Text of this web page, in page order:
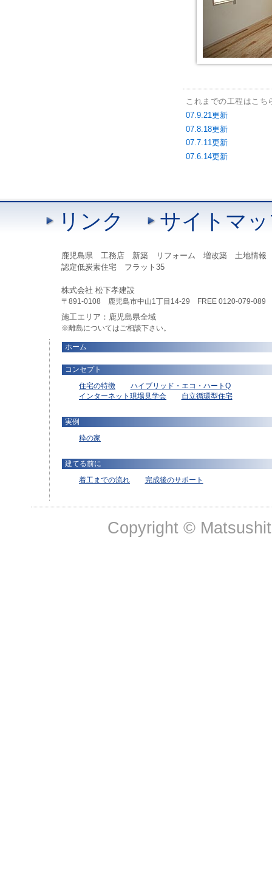
これまでの工程はこち
07.9.21更新
07.8.18更新
07.7.11更新
07.6.14更新
リンク サイトマ
鹿児島県 工務店 新築 リフォーム 増改築 土地情報
認定低炭素住宅 フラット35
株式会社 松下孝建設
〒891-0108 鹿児島市中山1丁目14-29 FREE 0120-079-089
施工エリア：鹿児島県全域
※離島についてはご相談下さい。
ホーム
コンセプト
住宅の特徴
ハイブリッド・エコ・ハートQ
インターネット現場見学会
自立循環型住宅
実例
粋の家
建てる前に
着工までの流れ 完成後のサポート
Copyright ©